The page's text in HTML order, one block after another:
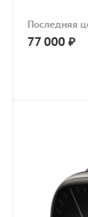
Последняя
77 000 ₽